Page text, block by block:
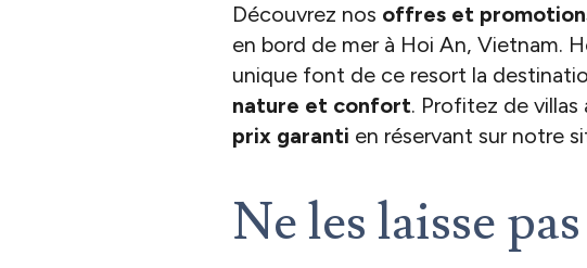
Découvrez nos offres et
en bord de mer à Hoi An, Vietnam.
unique font de ce resort la
nature et confort. Profitez de villas
prix garanti en réservant sur notre
Ne les laisse